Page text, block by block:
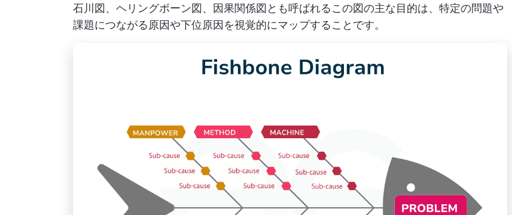
石川図、ヘリングボーン図、因果関係図とも呼ばれるこの図の主な目的は、特定の問題や
課題につながる原因や下位原因を視覚的にマップすることです。